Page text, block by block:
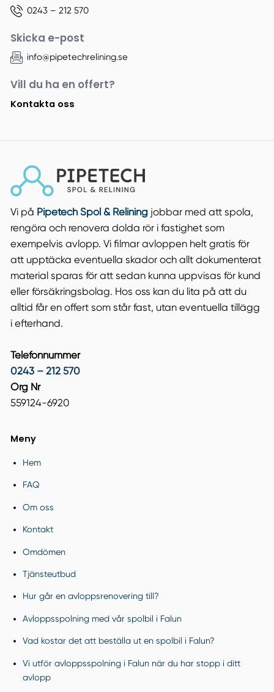
0243 – 212 570
Skicka e-post
info@pipetechrelining.se
Vill du ha en offert?
Kontakta oss
Vi på Pipetech Spol & Reliningjobbar med att spola,
rengöra och renovera dolda rör i fastighet som
exempelvis avlopp. Vi filmar avloppen helt gratis för
att upptäcka eventuella skador och allt dokumenterat
material sparas för att sedan kunna uppvisas för kund
eller försäkringsbolag. Hos oss kan du lita på att du
alltid får en offert som står fast, utan eventuella tillägg
i efterhand.
Telefonnummer
0243 – 212 570
Org Nr
559124-6920
Meny
Hem
FAQ
Om oss
Kontakt
Omdömen
Tjänsteutbud
Hur går en avloppsrenovering till?
Avloppsspolning med vår spolbil i Falun
Vad kostar det att beställa ut en spolbil i Falun?
Vi utför avloppsspolning i Falun när du har stopp i ditt
avlopp